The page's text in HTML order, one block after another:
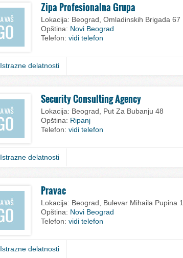
Zipa Profesionalna Grupa
Lokacija: Beograd, Omladinskih Brigada 67
Opština: Novi Beograd
Telefon: vidi telefon
Istrazne delatnosti
Security Consulting Agency
Lokacija: Beograd, Put Za Bubanju 48
Opština: Ripanj
Telefon: vidi telefon
Istrazne delatnosti
Pravac
Lokacija: Beograd, Bulevar Mihaila Pupina
Opština: Novi Beograd
Telefon: vidi telefon
Istrazne delatnosti